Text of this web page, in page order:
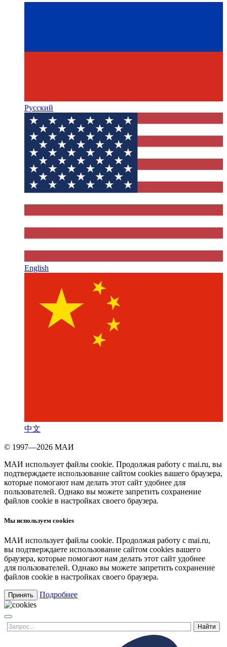
Русский
English
中文
© 1997—2026 МАИ
МАИ использует файлы cookie. Продолжая работу с mai.ru, вы
подтверждаете использование сайтом cookies вашего браузера,
которые помогают нам делать этот сайт удобнее для
пользователей. Однако вы можете запретить сохранение
файлов cookie в настройках своего браузера.
Мы используем cookies
МАИ использует файлы cookie. Продолжая работу с mai.ru,
вы подтверждаете использование сайтом cookies вашего
браузера, которые помогают нам делать этот сайт удобнее
для пользователей. Однако вы можете запретить сохранение
файлов cookie в настройках своего браузера.
Принять Подробнее